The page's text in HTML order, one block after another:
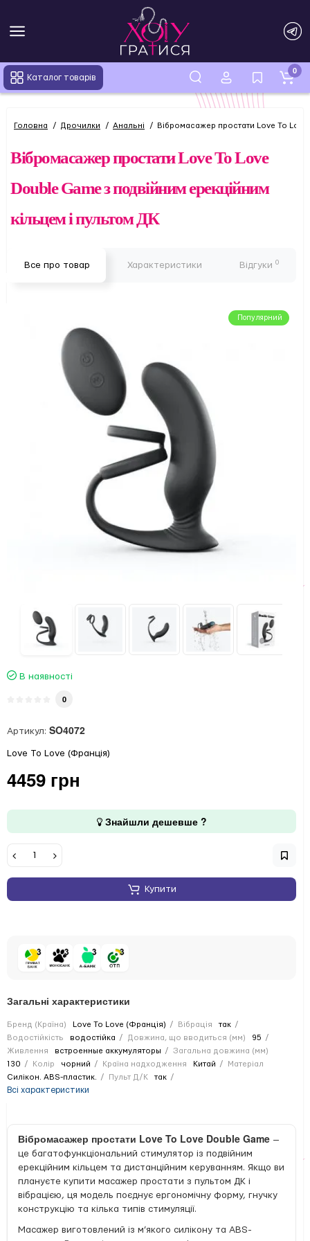
Каталог товарів
0
Головна Дрочилки Анальні Вібромасажер простати Love To
Вібромасажер простати Love To Love
Double Game з подвійним ерекційним
кільцем і пультом ДК
Все про товар Характеристики Відгуки 0
Популярний
В наявності
0
Артикул: SO4072
Love To Love (Франція)
4459 грн
Знайшли дешевше ?
Купити
Загальні характеристики
Бренд (Країна) Love To Love (Франція) Вібрація
так
Водостійкість
водостійка Довжина, що вводиться (мм)
95
Живлення
встроенные аккумуляторы
Загальна довжина (мм)
130
Колір чорний Країна надходження Китай
Матеріал
Силікон. ABS-пластик.
Пульт Д/К так
Всі характеристики
Вібромасажер простати Love To Love Double Game —
це багатофункціональний стимулятор із подвійним
ерекційним кільцем та дистанційним керуванням. Якщо ви
плануєте купити масажер простати з пультом ДК і
вібрацією, ця модель поєднує ергономічну форму, гнучку
конструкцію та кілька типів стимуляції.
Масажер виготовлений із м’якого силікону та ABS-